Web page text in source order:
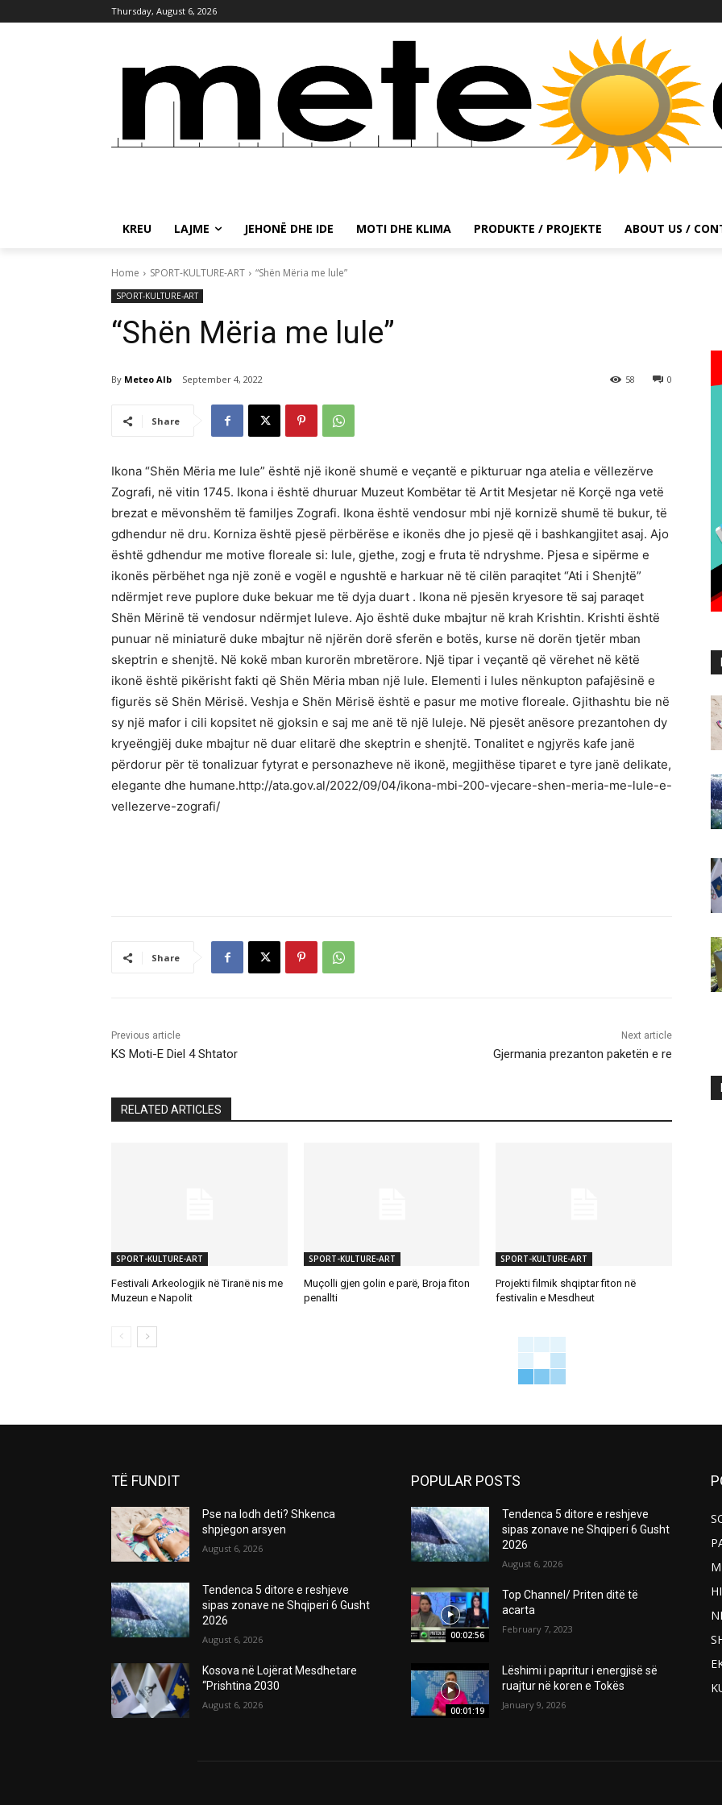
Thursday, August 6, 2026
KREU LAJME JEHONË DHE IDE MOTI DHE KLIMA PRODUKTE / PROJEKTE ABOUT US /
Home SPORT-KULTURE-ART “Shën Mëria me lule”
SPORT-KULTURE-ART
“Shën Mëria me lule”
By Meteo Alb September 4, 2022 0
58
Share
Ikona “Shën Mëria me lule” është një ikonë shumë e veçantë e pikturuar nga atelia e vëllezërve
Zografi, në vitin 1745. Ikona i është dhuruar Muzeut Kombëtar të Artit Mesjetar në Korçë nga vetë
brezat e mëvonshëm të familjes Zografi. Ikona është vendosur mbi një kornizë shumë të bukur, të
gdhendur në dru. Korniza është pjesë përbërëse e ikonës dhe jo pjesë që i bashkangjitet asaj. Ajo
është gdhendur me motive floreale si: lule, gjethe, zogj e fruta të ndryshme. Pjesa e sipërme e
ikonës përbëhet nga një zonë e vogël e ngushtë e harkuar në të cilën paraqitet “Ati i Shenjtë”
ndërmjet reve puplore duke bekuar me të dyja duart . Ikona në pjesën kryesore të saj paraqet
Shën Mërinë të vendosur ndërmjet luleve. Ajo është duke mbajtur në krah Krishtin. Krishti është
punuar në miniaturë duke mbajtur në njërën dorë sferën e botës, kurse në dorën tjetër mban
skeptrin e shenjtë. Në kokë mban kurorën mbretërore. Një tipar i veçantë që vërehet në këtë
ikonë është pikërisht fakti që Shën Mëria mban një lule. Elementi i lules nënkupton pafajësinë e
figurës së Shën Mërisë. Veshja e Shën Mërisë është e pasur me motive floreale. Gjithashtu bie në
sy një mafor i cili kopsitet në gjoksin e saj me anë të një luleje. Në pjesët anësore prezantohen dy
kryeëngjëj duke mbajtur në duar elitarë dhe skeptrin e shenjtë. Tonalitet e ngjyrës kafe janë
përdorur për të tonalizuar fytyrat e personazheve në ikonë, megjithëse tiparet e tyre janë delikate,
elegante dhe humane.http://ata.gov.al/2022/09/04/ikona-mbi-200-vjecare-shen-meria-me-lule-e-
vellezerve-zografi/
Share
Previous article
KS Moti-E Diel 4 Shtator
Next article
Gjermania prezanton paketën e re
RELATED ARTICLES
SPORT-KULTURE-ART
Festivali Arkeologjik në Tiranë nis me
Muzeun e Napolit
SPORT-KULTURE-ART
Muçolli gjen golin e parë, Broja fiton
penallti
SPORT-KULTURE-ART
Projekti filmik shqiptar fiton në
festivalin e Mesdheut
TË FUNDIT
Pse na lodh deti? Shkenca
shpjegon arsyen
August 6, 2026
Tendenca 5 ditore e reshjeve
sipas zonave ne Shqiperi 6 Gusht
2026
August 6, 2026
Kosova në Lojërat Mesdhetare
“Prishtina 2030
August 6, 2026
POPULAR POSTS
Tendenca 5 ditore e reshjeve
sipas zonave ne Shqiperi 6 Gusht
2026
August 6, 2026
00:02:56
Top Channel/ Priten ditë të
acarta
February 7, 2023
00:01:19
Lëshimi i papritur i energjisë së
ruajtur në koren e Tokës
January 9, 2026